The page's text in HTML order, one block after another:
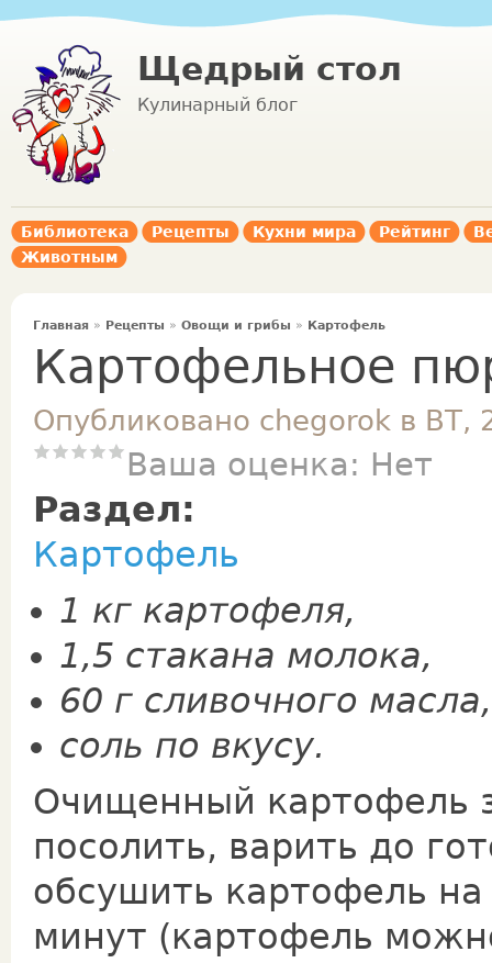
Щедрый стол
Кулинарный блог
Библиотека Рецепты Кухни мира Рейтинг
Животным
Главная » Рецепты » Овощи и грибы » Картофель
Картофельное
Опубликовано chegorok в ВТ,
Ваша оценка: Нет
Раздел:
Картофель
1 кг картофеля,
1,5 стакана молока,
60 г сливочного масла,
соль по вкусу.
Очищенный картофель
посолить, варить до
обсушить картофель
минут (картофель